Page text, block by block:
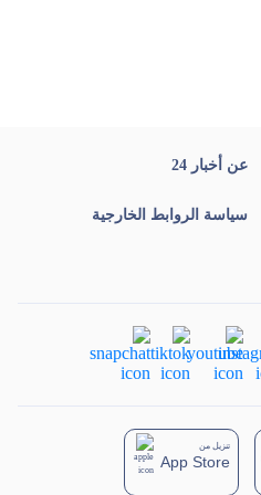
عن أخبار 24
سياسة الروابط الخارجية
تنزيل من
App Store